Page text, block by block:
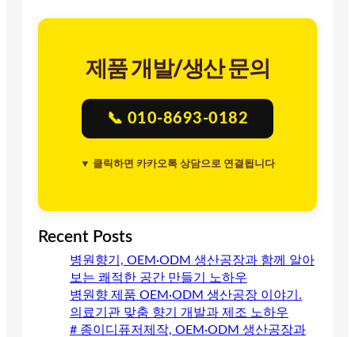
제품 개발/생산 문의
📞 010-8693-0182
▼ 클릭하면 카카오톡 상담으로 연결됩니다
Recent Posts
병원향기, OEM·ODM 생산공장과 함께 알아
보는 쾌적한 공간 만들기 노하우
병원향 제품 OEM·ODM 생산공장 이야기.
의료기관 맞춤 향기 개발과 제조 노하우
# 종이디퓨저제작, OEM·ODM 생산공장과